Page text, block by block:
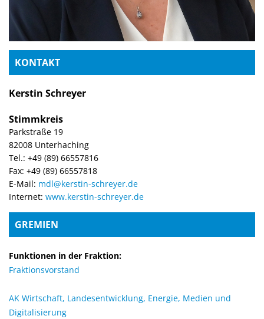
KONTAKT
Kerstin Schreyer
Stimmkreis
Parkstraße 19
82008 Unterhaching
Tel.: +49 (89) 66557816
Fax: +49 (89) 66557818
E-Mail: mdl@kerstin-schreyer.de
Internet: www.kerstin-schreyer.de
GREMIEN
Funktionen in der Fraktion:
Fraktionsvorstand
AK Wirtschaft, Landesentwicklung, Energie, Medien und
Digitalisierung